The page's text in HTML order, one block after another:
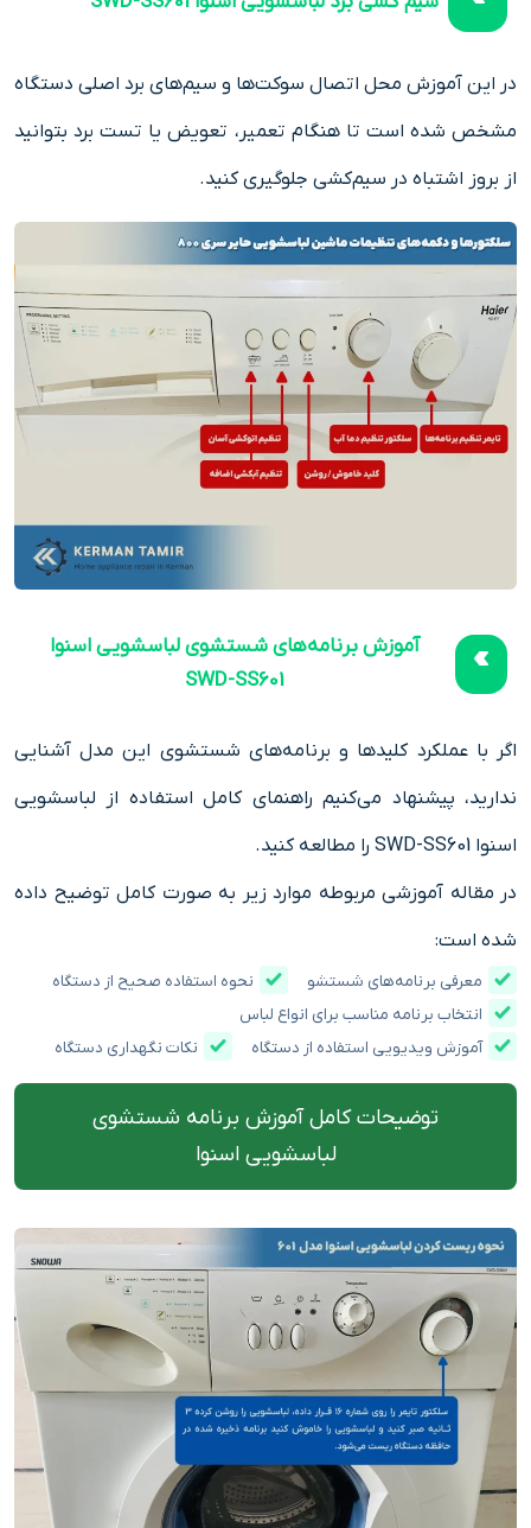
در این آموزش محل اتصال سوکت‌ها و سیم‌های برد اصلی دستگاه
مشخص شده است تا هنگام تعمیر، تعویض یا تست برد بتوانید
از بروز اشتباه در سیم‌کشی جلوگیری کنید.
آموزش برنامه‌های شستشوی لباسشویی اسنوا
SWD-SS601
اگر با عملکرد کلیدها و برنامه‌های شستشوی این مدل آشنایی
ندارید، پیشنهاد می‌کنیم راهنمای کامل استفاده از لباسشویی
اسنوا SWD-SS601 را مطالعه کنید.
در مقاله آموزشی مربوطه موارد زیر به صورت کامل توضیح داده
شده است:
معرفی برنامه‌های شستشو
نحوه استفاده صحیح از دستگاه
انتخاب برنامه مناسب برای انواع لباس
آموزش ویدیویی استفاده از دستگاه
نکات نگهداری دستگاه
توضیحات کامل آموزش برنامه شستشوی
لباسشویی اسنوا